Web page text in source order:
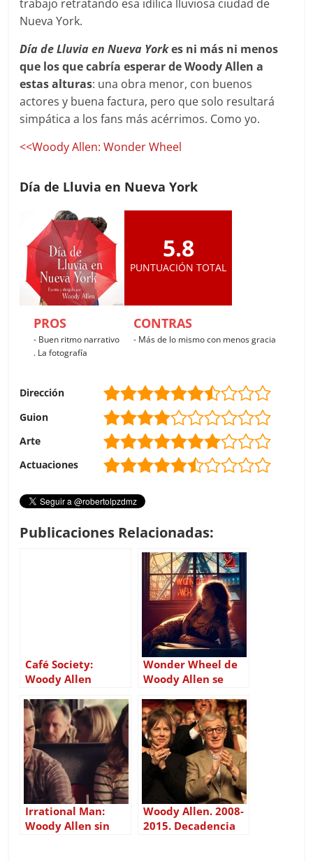
trabajo retratando esa idílica lluviosa ciudad de
Nueva York.
Día de Lluvia en Nueva Yorkes ni más ni menos
que los que cabría esperar de Woody Allen a
estas alturas: una obra menor, con buenos
actores y buena factura, pero que solo resultará
simpática a los fans más acérrimos. Como yo.
<<Woody Allen: Wonder Wheel
Día de Lluvia en Nueva York
5.8
PUNTUACIÓN TOTAL
PROS
- Buen ritmo narrativo
. La fotografía
CONTRAS
- Más de lo mismo con menos gracia
Dirección
Guion
Arte
Actuaciones
Publicaciones Relacionadas:
Café Society:
Woody Allen
Wonder Wheel de
Woody Allen se
Winslet
Irrational Man:
Woody Allen sin
Woody Allen. 2008-
2015. Decadencia